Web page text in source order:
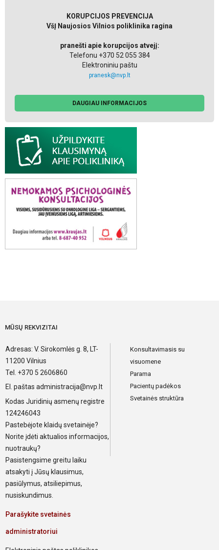
KORUPCIJOS PREVENCIJA
VšĮ Naujosios Vilnios poliklinika ragina
pranešti apie korupcijos atvejį:
Telefonu +370 52 055 384
Elektroniniu paštu
pranesk@nvp.lt
DAUGIAU INFORMACIJOS
MŪSŲ REKVIZITAI
Adresas: V. Sirokomlės g. 8, LT-
11200 Vilnius
Tel. +370 5 2606860
El. paštas administracija@nvp.lt
Kodas Juridinių asmenų registre
124246043
Pastebėjote klaidų svetainėje?
Norite įdėti aktualios informacijos,
nuotraukų?
Pasistengsime greitu laiku
atsakyti į Jūsų klausimus,
pasiūlymus, atsiliepimus,
nusiskundimus.
Parašykite svetainės
administratoriui
Konsultavimasis su
visuomene
Parama
Pacientų padėkos
Svetainės struktūra